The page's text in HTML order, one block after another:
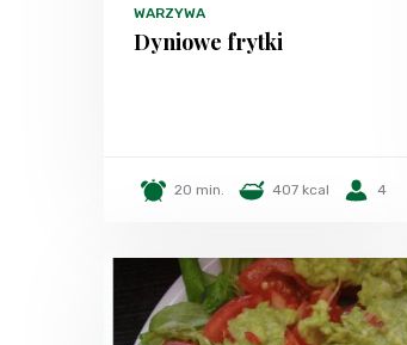
WARZYWA
Dyniowe frytki
20 min. 407 kcal 4